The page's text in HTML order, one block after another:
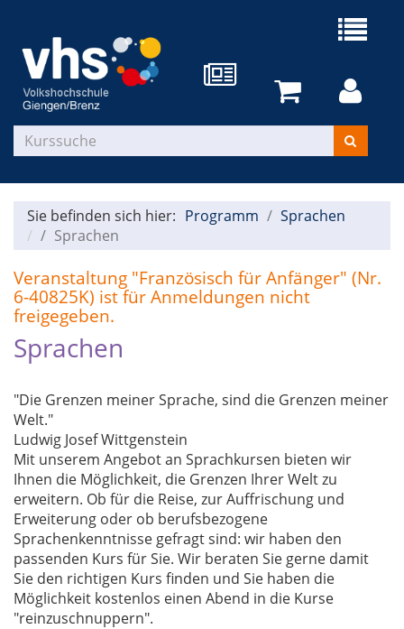
Sie befinden sich hier: Programm
Sprachen
Sprachen
Veranstaltung "Französisch für Anfänger" (Nr.
6-40825K) ist für Anmeldungen nicht
freigegeben.
Sprachen
"Die Grenzen meiner Sprache, sind die Grenzen meiner
Welt."
Ludwig Josef Wittgenstein
Mit unserem Angebot an Sprachkursen bieten wir
Ihnen die Möglichkeit, die Grenzen Ihrer Welt zu
erweitern. Ob für die Reise, zur Auffrischung und
Erweiterung oder ob berufsbezogene
Sprachenkenntnisse gefragt sind: wir haben den
passenden Kurs für Sie. Wir beraten Sie gerne damit
Sie den richtigen Kurs finden und Sie haben die
Möglichkeit kostenlos einen Abend in die Kurse
"reinzuschnuppern".